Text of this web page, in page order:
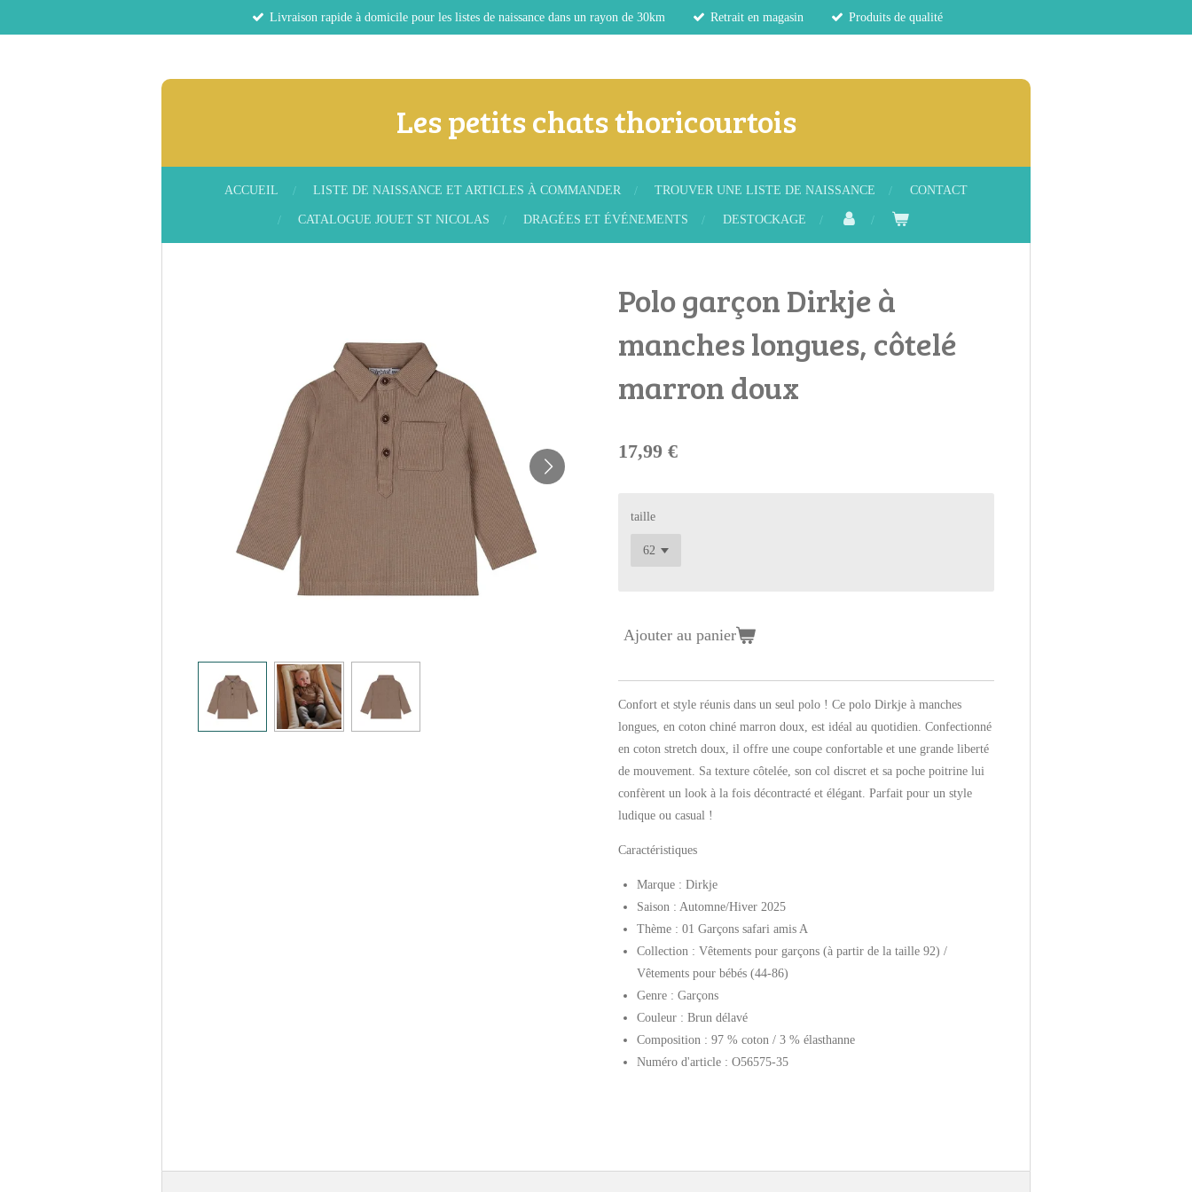
Livraison rapide à domicile pour les listes de naissance dans un rayon de 30km Retrait en magasin Produits de qualité
Les petits chats thoricourtois
ACCUEIL LISTE DE NAISSANCE ET ARTICLES À COMMANDER TROUVER UNE LISTE DE NAISSANCE CONTACT
CATALOGUE JOUET ST NICOLAS DRAGÉES ET ÉVÉNEMENTS DESTOCKAGE
Polo garçon Dirkje à
manches longues, côtelé
marron doux
17,99 €
taille
Ajouter au panier
Confort et style réunis dans un seul polo ! Ce polo Dirkje à manches
longues, en coton chiné marron doux, est idéal au quotidien. Confectionné
en coton stretch doux, il offre une coupe confortable et une grande liberté
de mouvement. Sa texture côtelée, son col discret et sa poche poitrine lui
confèrent un look à la fois décontracté et élégant. Parfait pour un style
ludique ou casual !
Caractéristiques
Marque : Dirkje
Saison : Automne/Hiver 2025
Thème : 01 Garçons safari amis A
Collection : Vêtements pour garçons (à partir de la taille 92) /
Vêtements pour bébés (44-86)
Genre : Garçons
Couleur : Brun délavé
Composition : 97 % coton / 3 % élasthanne
Numéro d'article : O56575-35